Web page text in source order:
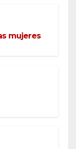
mujeres